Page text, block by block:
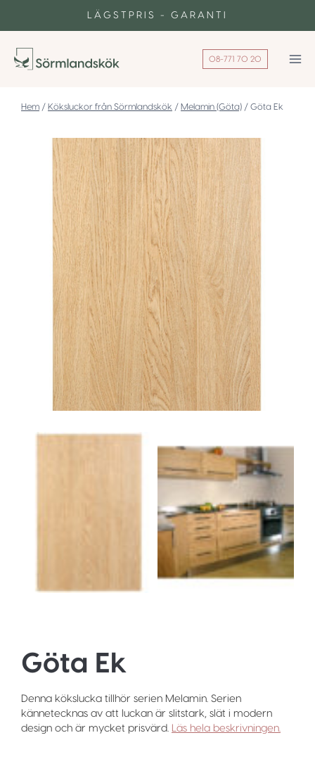
LÄGSTPRIS - GARANTI
08-771 70 20
/ Köksluckor från Sörmlandskök / Melamin (Göta) / Göta Ek
Göta Ek
Denna kökslucka tillhör serien Melamin. Serien
kännetecknas av att luckan är slitstark, slät i modern
design och är mycket prisvärd. Läs hela beskrivningen.